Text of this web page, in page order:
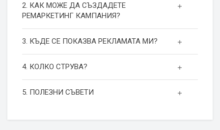
2. КАК МОЖЕ ДА СЪЗДАДЕТЕ
РЕМАРКЕТИНГ КАМПАНИЯ?
3. КЪДЕ СЕ ПОКАЗВА РЕКЛАМАТА МИ?
4. КОЛКО СТРУВА?
5. ПОЛЕЗНИ СЪВЕТИ